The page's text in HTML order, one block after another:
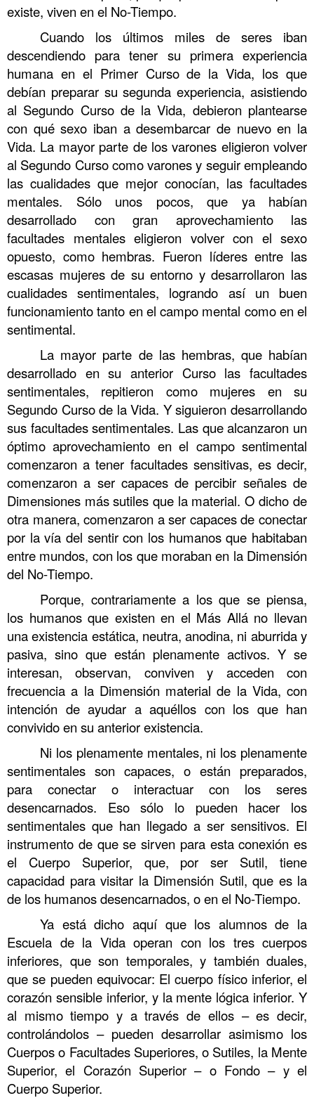
existe, viven en el No-Tiempo.
Cuando los últimos miles de seres iban
descendiendo para tener su primera experiencia
humana en el Primer Curso de la Vida, los que
debían preparar su segunda experiencia, asistiendo
al Segundo Curso de la Vida, debieron plantearse
con qué sexo iban a desembarcar de nuevo en la
Vida. La mayor parte de los varones eligieron volver
al Segundo Curso como varones y seguir empleando
las cualidades que mejor conocían, las facultades
mentales. Sólo unos pocos, que ya habían
desarrollado con gran aprovechamiento las
facultades mentales eligieron volver con el sexo
opuesto, como hembras. Fueron líderes entre las
escasas mujeres de su entorno y desarrollaron las
cualidades sentimentales, logrando así un buen
funcionamiento tanto en el campo mental como en el
sentimental.
La mayor parte de las hembras, que habían
desarrollado en su anterior Curso las facultades
sentimentales, repitieron como mujeres en su
Segundo Curso de la Vida. Y siguieron desarrollando
sus facultades sentimentales. Las que alcanzaron un
óptimo aprovechamiento en el campo sentimental
comenzaron a tener facultades sensitivas, es decir,
comenzaron a ser capaces de percibir señales de
Dimensiones más sutiles que la material. O dicho de
otra manera, comenzaron a ser capaces de conectar
por la vía del sentir con los humanos que habitaban
entre mundos, con los que moraban en la Dimensión
del No-Tiempo.
Porque, contrariamente a los que se piensa,
los humanos que existen en el Más Allá no llevan
una existencia estática, neutra, anodina, ni aburrida y
pasiva, sino que están plenamente activos. Y se
interesan, observan, conviven y acceden con
frecuencia a la Dimensión material de la Vida, con
intención de ayudar a aquéllos con los que han
convivido en su anterior existencia.
Ni los plenamente mentales, ni los plenamente
sentimentales son capaces, o están preparados,
para conectar o interactuar con los seres
desencarnados. Eso sólo lo pueden hacer los
sentimentales que han llegado a ser sensitivos. El
instrumento de que se sirven para esta conexión es
el Cuerpo Superior, que, por ser Sutil, tiene
capacidad para visitar la Dimensión Sutil, que es la
de los humanos desencarnados, o en el No-Tiempo.
Ya está dicho aquí que los alumnos de la
Escuela de la Vida operan con los tres cuerpos
inferiores, que son temporales, y también duales,
que se pueden equivocar: El cuerpo físico inferior, el
corazón sensible inferior, y la mente lógica inferior. Y
al mismo tiempo y a través de ellos – es decir,
controlándolos – pueden desarrollar asimismo los
Cuerpos o Facultades Superiores, o Sutiles, la Mente
Superior, el Corazón Superior – o Fondo – y el
Cuerpo Superior.